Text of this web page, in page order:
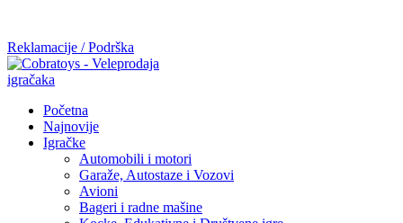
Reklamacije / Podrška
Početna
Najnovije
Igračke
Automobili i motori
Garaže, Autostaze i Vozovi
Avioni
Bageri i radne mašine